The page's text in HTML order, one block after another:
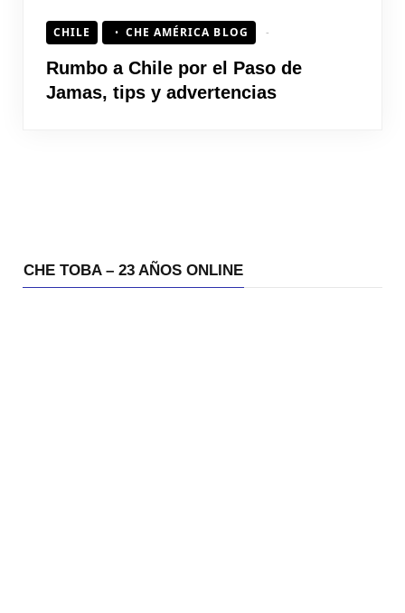
CHILE CHE AMÉRICA BLOG
Rumbo a Chile por el Paso de
Jamas, tips y advertencias
CHE TOBA – 23 AÑOS ONLINE